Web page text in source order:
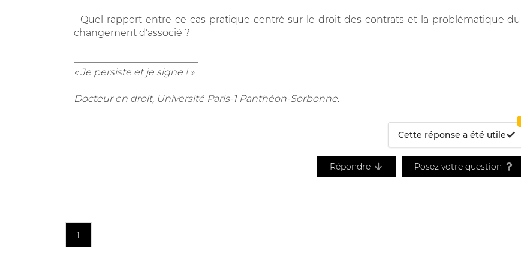
- Quel rapport entre ce cas pratique centré sur le droit des contrats et la problématique du
changement d'associé ?
« Je persiste et je signe ! »
Docteur en droit, Université Paris-1 Panthéon-Sorbonne.
Cette réponse a été utile
Répondre Posez votre question
1